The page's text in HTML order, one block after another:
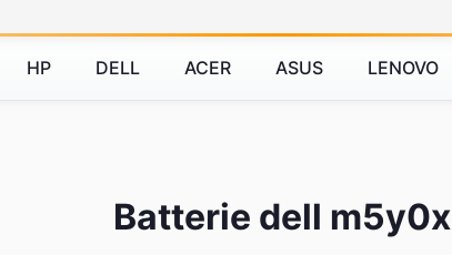
HP DELL ACER ASUS LENOVO
Batterie dell m5y0x